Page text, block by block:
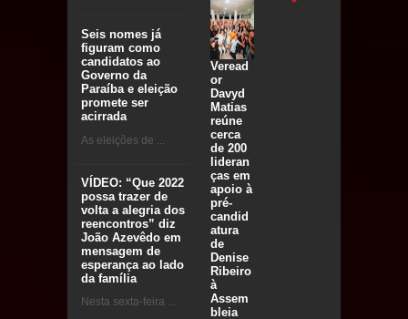
Seis nomes já
figuram como
candidatos ao
Governo da
Paraíba e eleição
promete ser
acirrada
As eleições de ...
VÍDEO: “Que 2022
possa trazer de
volta a alegria dos
reencontros” diz
João Azevêdo em
mensagem de
esperança ao lado
da família
Nesta sexta-feira ...
Veread
or
Davyd
Matias
reúne
cerca
de 200
lideran
ças em
apoio à
pré-
candid
atura
de
Denise
Ribeiro
à
Assem
bleia